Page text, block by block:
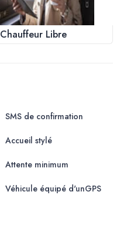
Chauffeur Libre
SMS de confirmation
Accueil stylé
Attente minimum
Véhicule équipé d'unGPS